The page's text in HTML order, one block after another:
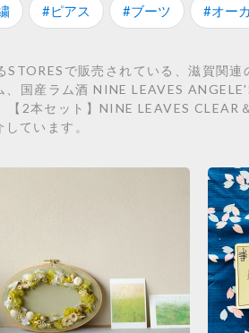
#ピアス #ブーツ #オー
で販売されている、滋賀関
、国産ラム酒 NINE LEAVES
【2本セット】NINE LEAVES
ています。